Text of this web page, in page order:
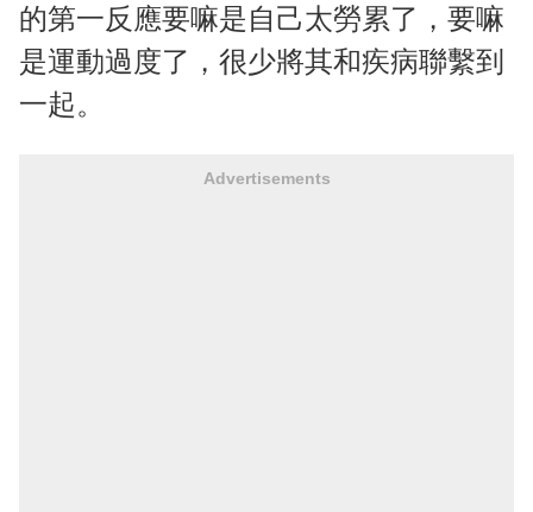
的第一反應要嘛是自己太勞累了，要嘛
是運動過度了，很少將其和疾病聯繫到
一起。
Advertisements